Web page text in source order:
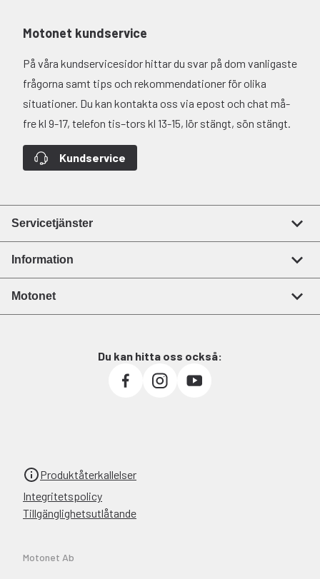
Motonet kundservice
På våra kundservicesidor hittar du svar på dom vanligaste
frågorna samt tips och rekommendationer för olika
situationer. Du kan kontakta oss via epost och chat må-
fre kl 9-17, telefon tis–tors kl 13-15, lör stängt, sön stängt.
Kundservice
Servicetjänster
Information
Motonet
Du kan hitta oss också:
Produktåterkallelser
Integritetspolicy
Tillgänglighetsutlåtande
Motonet Ab